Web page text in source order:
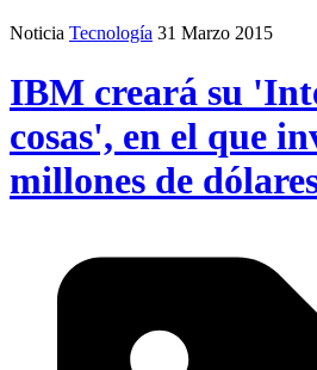
Noticia Tecnología 31 Marzo 2015
IBM creará su
cosas', en el que
millones de